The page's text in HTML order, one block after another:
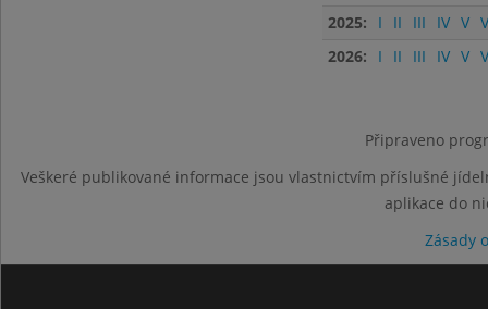
2025:
I II III IV V
2026:
I II III IV V
Připraveno
Veškeré publikované informace jsou vlastnictvím příslušné
aplikace do
Zásady